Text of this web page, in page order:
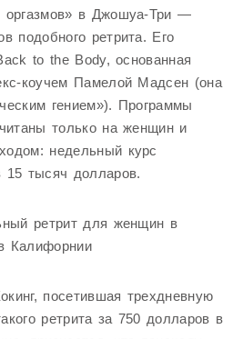
оргазмов» в Джошуа-Три —
подобного ретрита. Его
to the Body, основанная
коучем Памелой Мадсен (она
гением»). Программы
только на женщин и
недельный курс
15 тысяч долларов.
ретрит для женщин в
Калифорнии
посетившая трехдневную
ретрита за 750 долларов в